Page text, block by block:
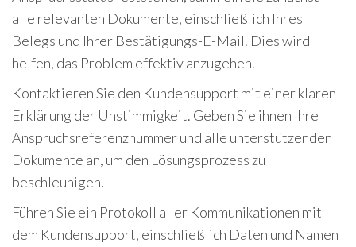
alle relevanten Dokumente, einschließlich Ihres
Belegs und Ihrer Bestätigungs-E-Mail. Dies wird
helfen, das Problem effektiv anzugehen.
Kontaktieren Sie den Kundensupport mit einer klaren
Erklärung der Unstimmigkeit. Geben Sie ihnen Ihre
Anspruchsreferenznummer und alle unterstützenden
Dokumente an, um den Lösungsprozess zu
beschleunigen.
Führen Sie ein Protokoll aller Kommunikationen mit
dem Kundensupport, einschließlich Daten und Namen